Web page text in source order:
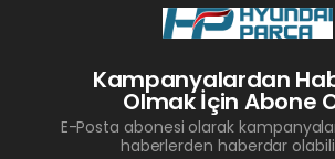
Kampanyalardan
Olmak İçin Abone
E-Posta abonesi olarak
haberlerden haberdar